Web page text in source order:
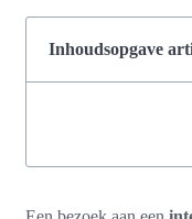
Inhoudsopgave